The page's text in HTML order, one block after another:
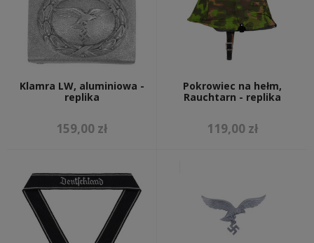
Klamra LW, aluminiowa -
replika
159,00 zł
Pokrowiec na hełm,
Rauchtarn - replika
119,00 zł